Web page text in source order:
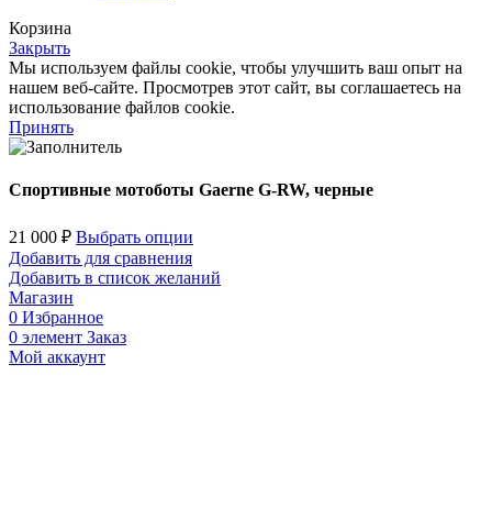
Корзина
Закрыть
Мы используем файлы cookie, чтобы улучшить ваш опыт на
нашем веб-сайте. Просмотрев этот сайт, вы соглашаетесь на
использование файлов cookie.
Принять
Спортивные мотоботы Gaerne G-RW, черные
21 000 ₽ Выбрать опции
Добавить для сравнения
Добавить в список желаний
Магазин
0 Избранное
0 элемент Заказ
Мой аккаунт